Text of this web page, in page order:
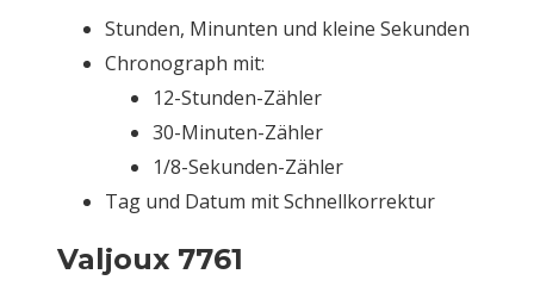
Stunden, Minunten und kleine Sekunden
Chronograph mit:
12-Stunden-Zähler
30-Minuten-Zähler
1/8-Sekunden-Zähler
Tag und Datum mit Schnellkorrektur
Valjoux 7761